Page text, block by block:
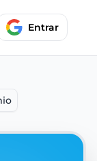
Entrar